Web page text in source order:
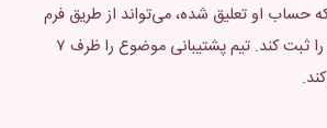
که حساب او تعلیق شده، می‌تواند از طریق فرم
تماس اعتراض خود را ثبت کند. تیم پشتیبانی موضوع را ظرف ۷